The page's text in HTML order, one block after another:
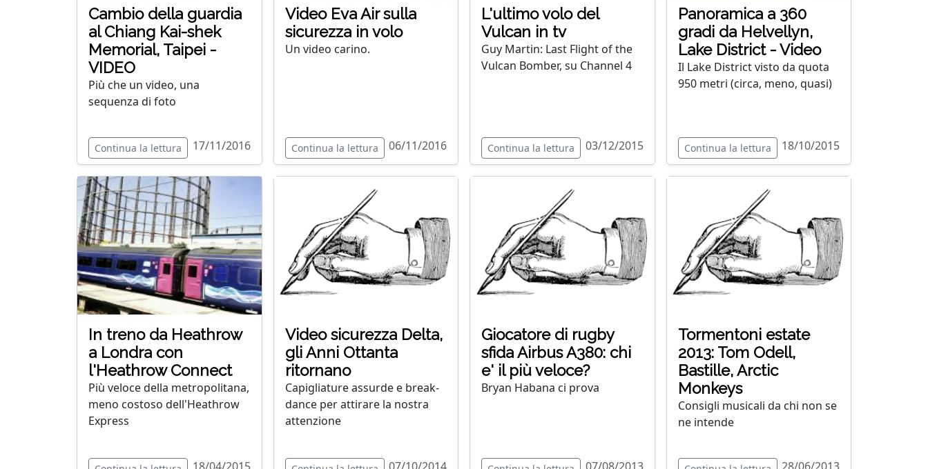
Cambio della guardia
al Chiang Kai-shek
Memorial, Taipei -
VIDEO
Più che un video, una
sequenza di foto
Continua la lettura 17/11/2016
Video Eva Air sulla
sicurezza in volo
Un video carino.
Continua la lettura 06/11/2016
L'ultimo volo del
Vulcan in tv
Guy Martin: Last Flight of the
Vulcan Bomber, su Channel 4
Continua la lettura 03/12/2015
Panoramica a 360
gradi da Helvellyn,
Lake District - Video
Il Lake District visto da quota
950 metri (circa, meno, quasi)
Continua la lettura 18/10/2015
In treno da Heathrow
a Londra con
l'Heathrow Connect
Più veloce della metropolitana,
meno costoso dell'Heathrow
Express
Video sicurezza Delta,
gli Anni Ottanta
ritornano
Capigliature assurde e break-
dance per attirare la nostra
attenzione
Giocatore di rugby
sfida Airbus A380: chi
e' il più veloce?
Bryan Habana ci prova
Tormentoni estate
2013: Tom Odell,
Bastille, Arctic
Monkeys
Consigli musicali da chi non se
ne intende